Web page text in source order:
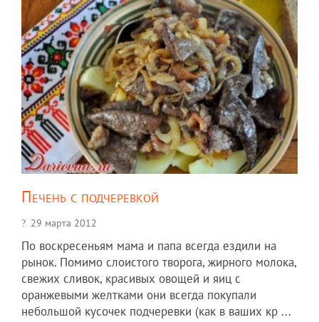
Печень с подчеревкой
29 марта 2012
По воскресеньям мама и папа всегда ездили на
рынок. Помимо слоистого творога, жирного молока,
свежих сливок, красивых овощей и яиц с
оранжевыми желтками они всегда покупали
небольшой кусочек подчеревки (как в ваших кр ...